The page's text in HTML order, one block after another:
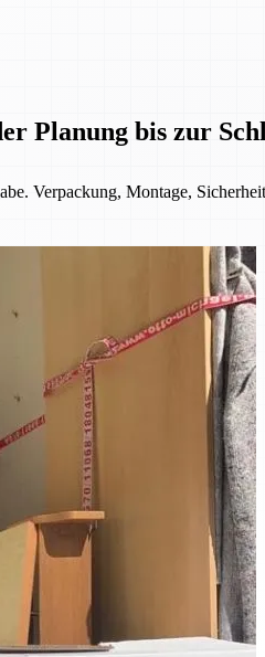
Planung bis zur
Verpackung, Montage,